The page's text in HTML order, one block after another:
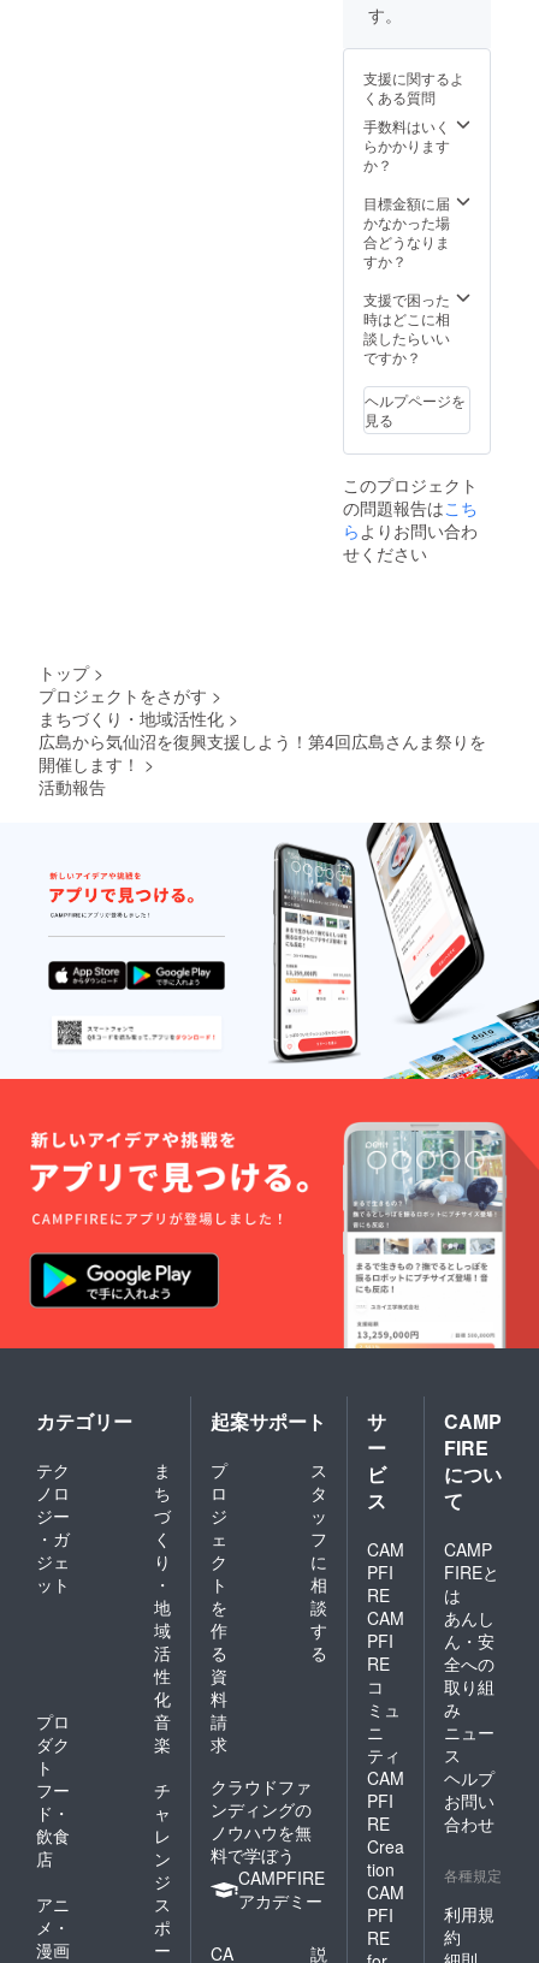
りしま
品目ほ
どの予
定） ・
心から
のお礼
ととも
に、美
味しい
秋刀魚
方レシ
ピを
メール
へお送
す！ "さ
んま"の
イベン
トらし
33,333
円で
す！
す。
支援に関するよ
くある質問
手数料はいく
らかかります
か？
目標金額に届
かなかった場
合どうなりま
すか？
支援で困った
時はどこに相
談したらいい
ですか？
ヘルプページを
見る
このプロジェクト
の問題報告はこち
ら よりお問い合わ
せください
トップ >
プロジェクトをさがす >
まちづくり・地域活性化 >
広島から気仙沼を復興支援しよう！第4回広島さんま祭りを
開催します！ >
活動報告
カテゴリー
テク
ノロ
ジー
・ガ
ジェ
ット
ま
ち
づ
く
り
・
地
域
活
性
化
プロ
ダク
ト
音
楽
フー
ド・
飲食
店
チ
ャ
レ
ン
ジ
アニ
メ・
漫画
ス
ポ
ー
起案サポート
プ
ロ
ジ
ェ
ク
ト
を
作
る
ス
タ
ッ
フ
に
相
談
す
る
資
料
請
求
クラウドファ
ンディングの
ノウハウを無
料で学ぼう
CAMPFIRE
アカデミー
CA 説
サ
ー
ビ
ス
CAM
PFI
RE
CAM
PFI
RE
コ
ミュ
ニ
ティ
CAM
PFI
RE
Crea
tion
CAM
PFI
RE
CAMP
FIRE
につい
て
CAMP
FIREと
は
あんし
ん・安
全への
取り組
み
ニュー
ス
ヘルプ
お問い
合わせ
各種規定
利用規
約